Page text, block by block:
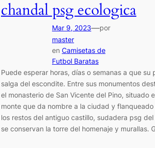
chandal psg ecologica
Mar 9, 2023—por
master
en Camisetas de
Futbol Baratas
Puede esperar horas, días o semanas a que su
salga del escondite. Entre sus monumentos
el monasterio de San Vicente del Pino, situado
monte que da nombre a la ciudad y
los restos del antiguo castillo, sudadera psg
se conservan la torre del homenaje y murallas.